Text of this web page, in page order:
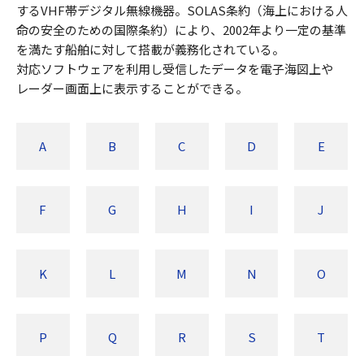
するVHF帯デジタル無線機器。SOLAS条約（海上における人
命の安全のための国際条約）により、2002年より一定の基準
を満たす船舶に対して搭載が義務化されている。
対応ソフトウェアを利用し受信したデータを電子海図上や
レーダー画面上に表示することができる。
A B C D E
F G H I J
K L M N O
P Q R S T